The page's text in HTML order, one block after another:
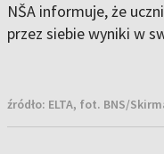
NŠA informuje, że
przez siebie wyniki w
źródło: ELTA, fot. BNS/